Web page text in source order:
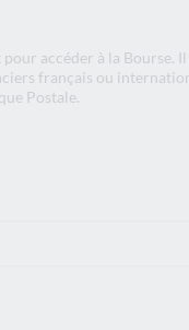
accéder à la Bourse.
français ou
Postale.